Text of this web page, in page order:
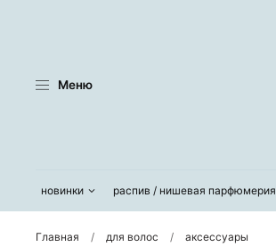
Меню
новинки распив / нишевая парфюмерия
Главная для волос аксессуары